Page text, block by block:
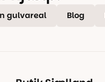
gulvareal Blog